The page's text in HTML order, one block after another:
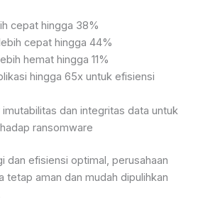
cepat hingga 38%
cepat hingga 44%
hemat hingga 11%
hingga 65x untuk efisiensi
dan integritas data untuk
ransomware
dan efisiensi optimal, perusahaan
tetap aman dan mudah dipulihkan